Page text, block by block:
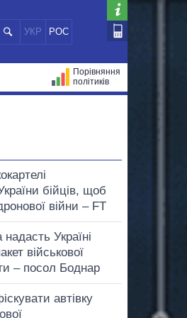
УКР РОС
Порівняння
політиків
бійців, щоб
війни – FT
Україні
військової
– посол Боднар
автівку